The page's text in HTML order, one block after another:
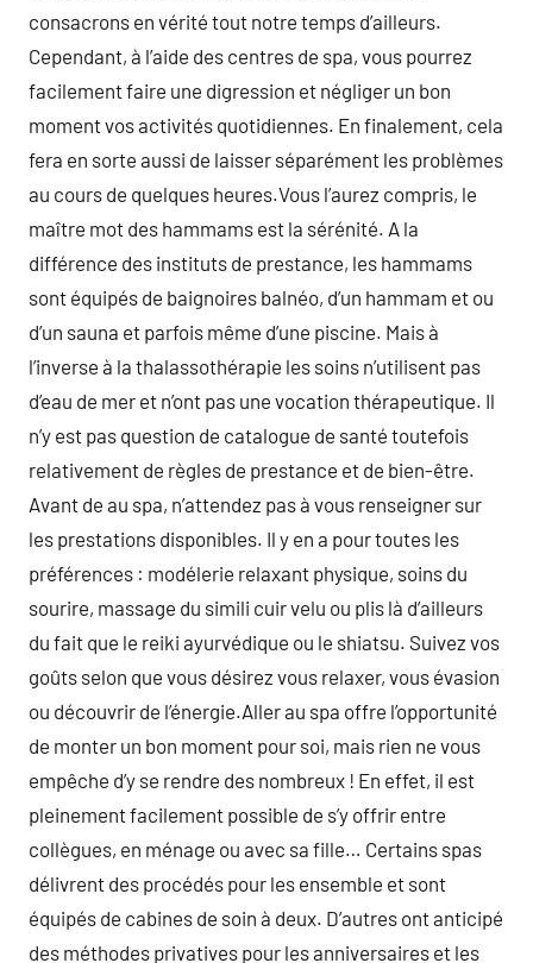
consacrons en vérité tout notre temps d’ailleurs.
Cependant, à l’aide des centres de spa, vous pourrez
facilement faire une digression et négliger un bon
moment vos activités quotidiennes. En finalement, cela
fera en sorte aussi de laisser séparément les problèmes
au cours de quelques heures.Vous l’aurez compris, le
maître mot des hammams est la sérénité. A la
différence des instituts de prestance, les hammams
sont équipés de baignoires balnéo, d’un hammam et ou
d’un sauna et parfois même d’une piscine. Mais à
l’inverse à la thalassothérapie les soins n’utilisent pas
d’eau de mer et n’ont pas une vocation thérapeutique. Il
n’y est pas question de catalogue de santé toutefois
relativement de règles de prestance et de bien-être.
Avant de au spa, n’attendez pas à vous renseigner sur
les prestations disponibles. Il y en a pour toutes les
préférences : modélerie relaxant physique, soins du
sourire, massage du simili cuir velu ou plis là d’ailleurs
du fait que le reiki ayurvédique ou le shiatsu. Suivez vos
goûts selon que vous désirez vous relaxer, vous évasion
ou découvrir de l’énergie.Aller au spa offre l’opportunité
de monter un bon moment pour soi, mais rien ne vous
empêche d’y se rendre des nombreux ! En effet, il est
pleinement facilement possible de s’y offrir entre
collègues, en ménage ou avec sa fille… Certains spas
délivrent des procédés pour les ensemble et sont
équipés de cabines de soin à deux. D’autres ont anticipé
des méthodes privatives pour les anniversaires et les